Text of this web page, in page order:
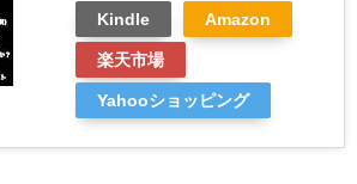
Kindle Amazon
楽天市場
Yahooショッピング